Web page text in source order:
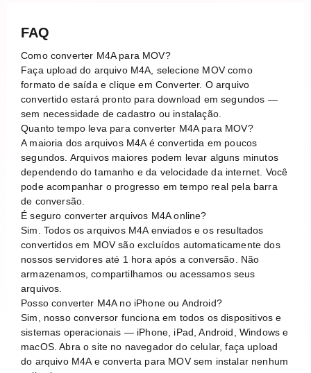
FAQ
Como converter M4A para MOV?
Faça upload do arquivo M4A, selecione MOV como
formato de saída e clique em Converter. O arquivo
convertido estará pronto para download em segundos —
sem necessidade de cadastro ou instalação.
Quanto tempo leva para converter M4A para MOV?
A maioria dos arquivos M4A é convertida em poucos
segundos. Arquivos maiores podem levar alguns minutos
dependendo do tamanho e da velocidade da internet. Você
pode acompanhar o progresso em tempo real pela barra
de conversão.
É seguro converter arquivos M4A online?
Sim. Todos os arquivos M4A enviados e os resultados
convertidos em MOV são excluídos automaticamente dos
nossos servidores até 1 hora após a conversão. Não
armazenamos, compartilhamos ou acessamos seus
arquivos.
Posso converter M4A no iPhone ou Android?
Sim, nosso conversor funciona em todos os dispositivos e
sistemas operacionais — iPhone, iPad, Android, Windows e
macOS. Abra o site no navegador do celular, faça upload
do arquivo M4A e converta para MOV sem instalar nenhum